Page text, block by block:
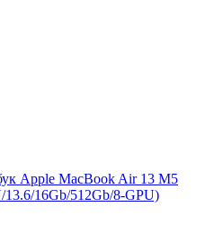
Apple MacBook Air 13 M5
16Gb/512Gb/8-GPU)